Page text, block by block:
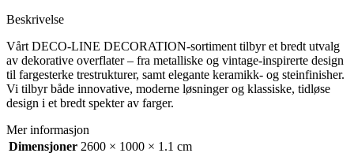
Beskrivelse
Vårt DECO-LINE DECORATION-sortiment tilbyr et bredt utvalg
av dekorative overflater – fra metalliske og vintage-inspirerte design
til fargesterke trestrukturer, samt elegante keramikk- og steinfinisher.
Vi tilbyr både innovative, moderne løsninger og klassiske, tidløse
design i et bredt spekter av farger.
Mer informasjon
Dimensjoner 2600 × 1000 × 1.1 cm